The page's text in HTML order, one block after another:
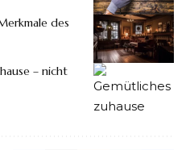
des
– nicht